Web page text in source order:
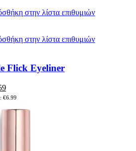
στην λίστα επιθυμιών
στην λίστα επιθυμιών
Flick Eyeliner
Η
τρέχουσα
€6.99